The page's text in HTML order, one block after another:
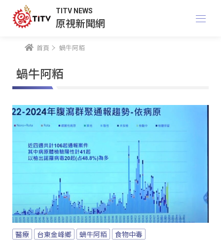
TITV NEWS
原視新聞網
首頁 蝸牛阿粨
蝸牛阿粨
醫療 台東金峰鄉 蝸牛阿粨 食物中毒